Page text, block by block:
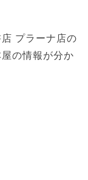
プラーナ店の
の情報が分か